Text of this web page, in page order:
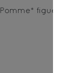
Pomme*